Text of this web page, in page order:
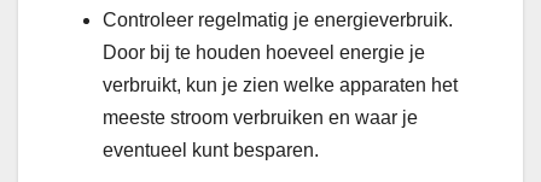
Controleer regelmatig je energieverbruik.
Door bij te houden hoeveel energie je
verbruikt, kun je zien welke apparaten het
meeste stroom verbruiken en waar je
eventueel kunt besparen.